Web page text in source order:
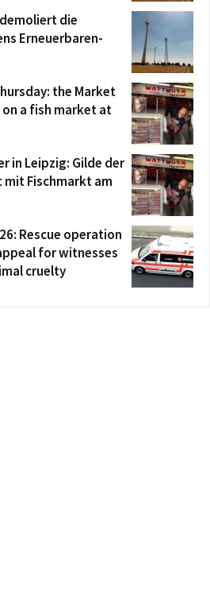
die
Erneuerbaren-
the Market
on a fish market at
in Leipzig: Gilde der
Fischmarkt am
Rescue operation
for witnesses
cruelty